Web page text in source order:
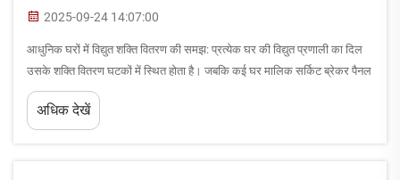
2025-09-24 14:07:00
आधुनिक घरों में विद्युत शक्ति वितरण की समझ: प्रत्येक घर की विद्युत प्रणाली का दिल
उसके शक्ति वितरण घटकों में स्थित होता है। जबकि कई घर मालिक सर्किट ब्रेकर पैनल
और वितरण बॉक्स जैसे शब्दों के साथ परिचित होते हैं, इन...
अधिक देखें